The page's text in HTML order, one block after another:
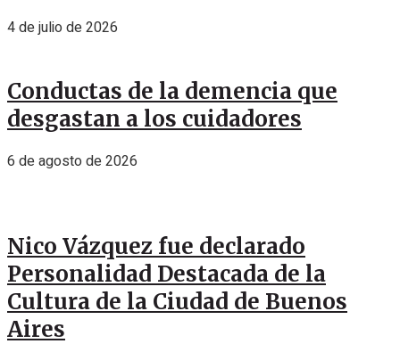
4 de julio de 2026
Conductas de la demencia que
desgastan a los cuidadores
6 de agosto de 2026
Nico Vázquez fue declarado
Personalidad Destacada de la
Cultura de la Ciudad de Buenos
Aires